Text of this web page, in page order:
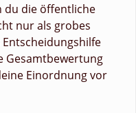
du die öffentliche
nur als grobes
Gesamtbewertung
Einordnung vor